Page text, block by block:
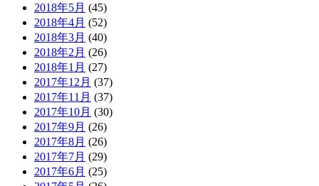
2018年5月 (45)
2018年4月 (52)
2018年3月 (40)
2018年2月 (26)
2018年1月 (27)
2017年12月 (37)
2017年11月 (37)
2017年10月 (30)
2017年9月 (26)
2017年8月 (26)
2017年7月 (29)
2017年6月 (25)